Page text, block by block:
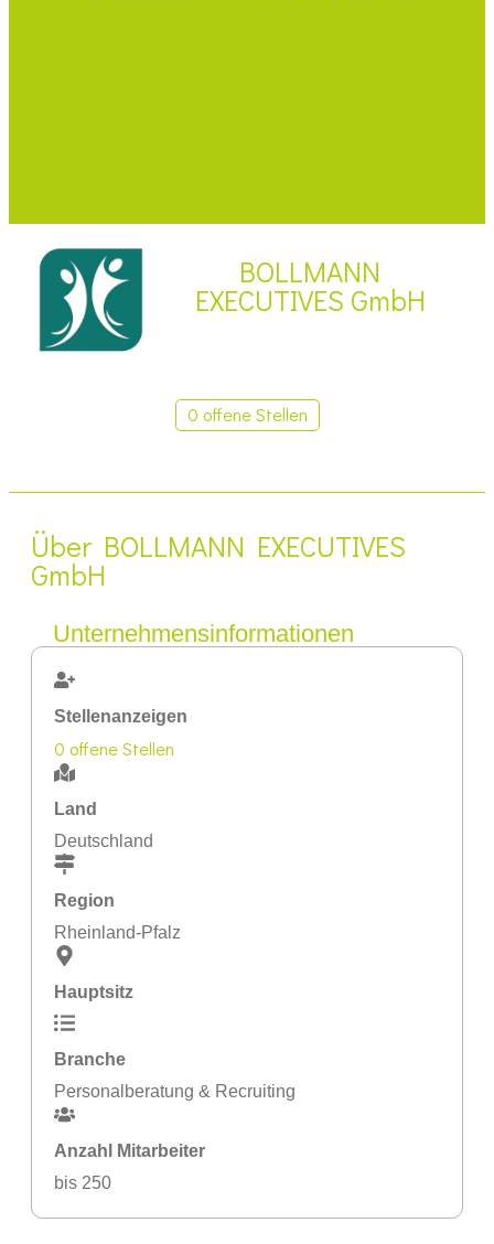
BOLLMANN
EXECUTIVES GmbH
0 offene Stellen
Über BOLLMANN EXECUTIVES
GmbH
Unternehmensinformationen
Stellenanzeigen
0 offene Stellen
Land
Deutschland
Region
Rheinland-Pfalz
Hauptsitz
Branche
Personalberatung & Recruiting
Anzahl Mitarbeiter
bis 250